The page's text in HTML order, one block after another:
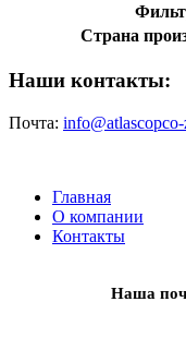
Страна
Наши контакты:
Почта:
Главная
О компании
Контакты
Наша